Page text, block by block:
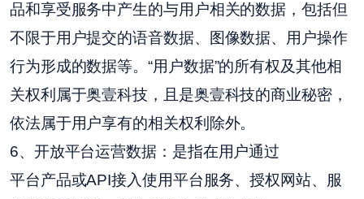
品和享受服务中产生的与用户相关的数据，包括但
不限于用户提交的语音数据、图像数据、用户操作
行为形成的数据等。“用户数据”的所有权及其他相
关权利属于奥壹科技，且是奥壹科技的商业秘密，
依法属于用户享有的相关权利除外。
6、开放平台运营数据：是指在用户通过
平台产品或API接入使用平台服务、授权网站、服